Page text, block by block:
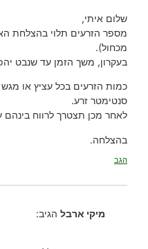
שלום איתי,
מספר הזרעים תלוי בהצלחת
מכחול).
בעקרון, משך הזמן עד שנבט
כמות הזרעים בכל עציץ או מגש
סנטימטר זרע.
לאחר מכן תצטרך לרווח
בהצלחה.
הגב
מיקי ארבל הגיב: